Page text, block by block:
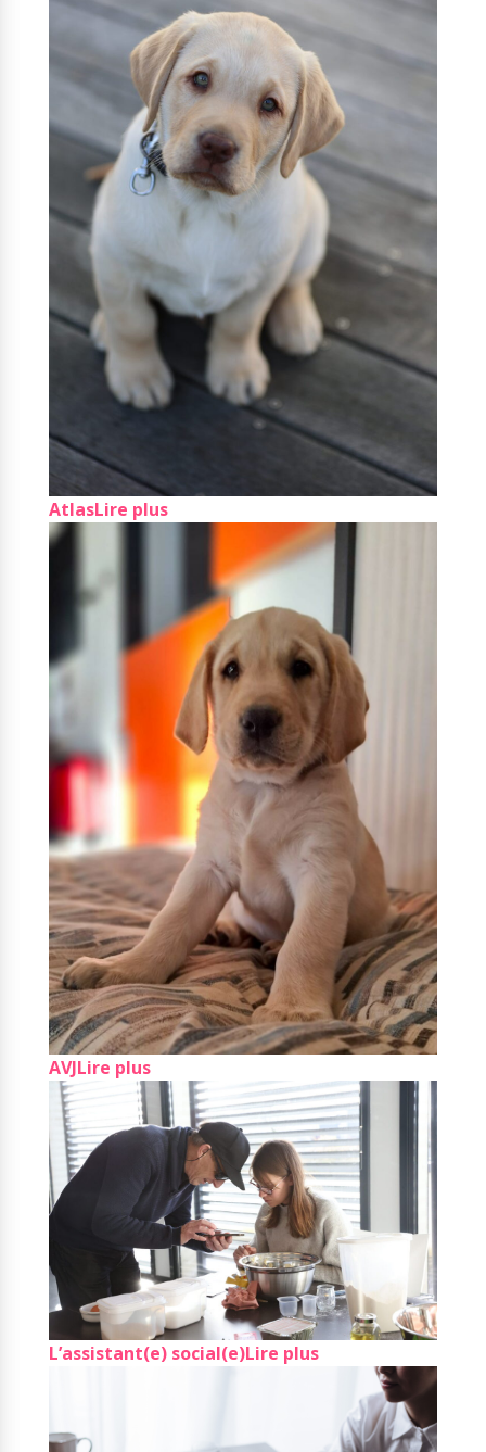
AtlasLire plus
AVJLire plus
L’assistant(e) social(e)Lire plus